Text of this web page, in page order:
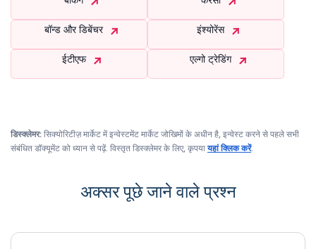
बॉन्ड और डिबेंचर इंश्योरेंस
ईटीएफ एल्गो ट्रेडिंग
डिस्क्लेमर: सिक्योरिटीज़ मार्केट में इन्वेस्टमेंट मार्केट जोखिमों के अधीन है, इन्वेस्ट करने से पहले सभी
संबंधित डॉक्यूमेंट को ध्यान से पढ़ें. विस्तृत डिस्क्लेमर के लिए, कृपयायहां क्लिक करें.
अक्सर पूछे जाने वाले प्रश्न